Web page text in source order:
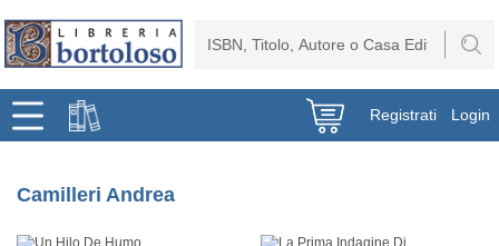
Registrati Login
Camilleri Andrea